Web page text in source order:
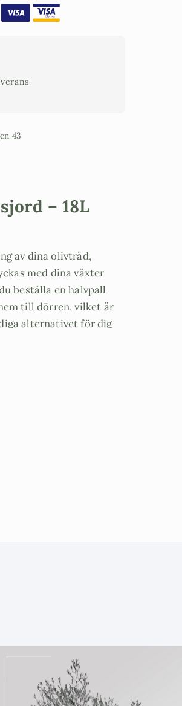
43
– 18L
av dina olivträd,
med dina växter
beställa en halvpall
till dörren, vilket är
alternativet för dig
krukor.
dränering och en
lyfta och hälla vid